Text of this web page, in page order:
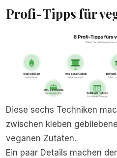
Profi-Tipps für
Diese sechs Techniken
zwischen kleben
veganen Zutaten.
Ein paar Details machen